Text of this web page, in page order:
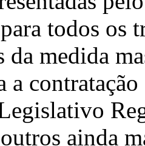
todos os
da medida
a
ainda